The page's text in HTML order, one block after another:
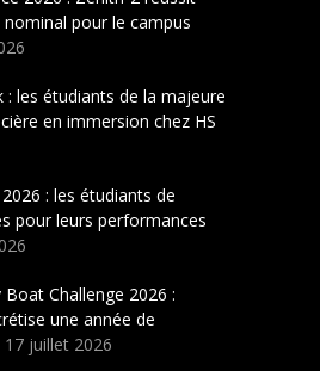
pour le campus
: les étudiants de la majeure
en immersion chez HS
: les étudiants de
pour leurs performances
Challenge 2026 :
une année de
17 juillet 2026